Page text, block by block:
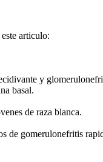
articulo:
y
basal.
de raza blanca.
de gomerulonefritis